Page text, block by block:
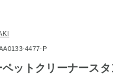
4477-P
ットクリーナース